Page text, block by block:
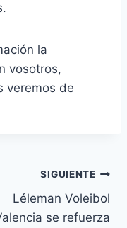
la
vosotros,
veremos de
SIGUIENTE
Léleman Voleibol
se refuerza